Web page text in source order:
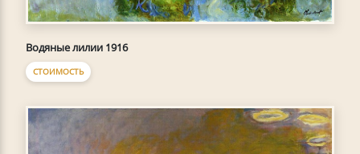
Водяные лилии 1916
СТОИМОСТЬ